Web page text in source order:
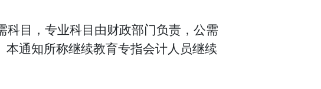
科目，专业科目由财政部门负责，公需
通知所称继续教育专指会计人员继续